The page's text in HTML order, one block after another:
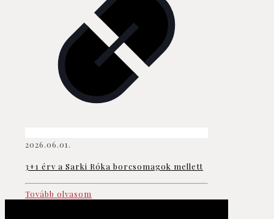
2026.06.01.
3+1 érv a Sarki Róka borcsomagok mellett
Tovább olvasom